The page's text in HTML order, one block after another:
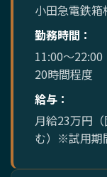
小田急電鉄
勤務時間：
11:00～
20時間程度
給与：
月給23万円
む）※試用期